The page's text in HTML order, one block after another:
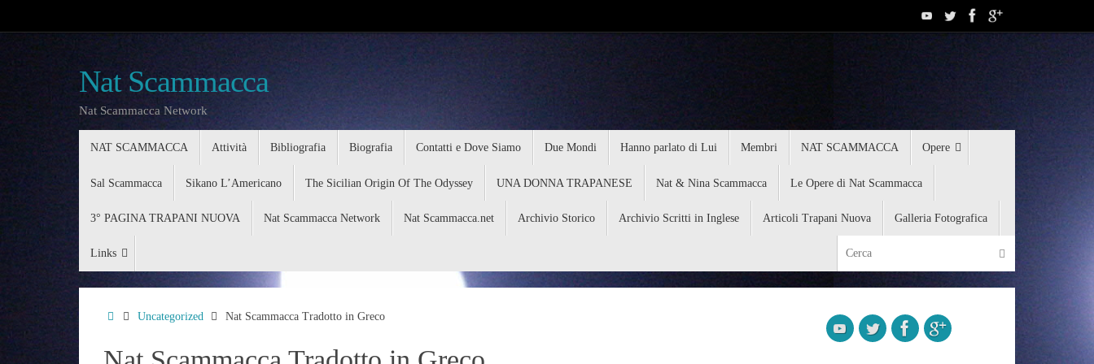
Nat Scammacca
Nat Scammacca Network
NAT SCAMMACCA Attività Bibliografia Biografia Contatti e Dove Siamo Due Mondi Hanno parlato di Lui Membri NAT SCAMMACCA Opere
Sal Scammacca Sikano L’Americano The Sicilian Origin Of The Odyssey UNA DONNA TRAPANESE Nat & Nina Scammacca Le Opere di Nat Scammacca
3° PAGINA TRAPANI NUOVA Nat Scammacca Network Nat Scammacca.net Archivio Storico Archivio Scritti in Inglese Articoli Trapani Nuova Galleria Fotografica
Links
Uncategorized Nat Scammacca Tradotto in Greco